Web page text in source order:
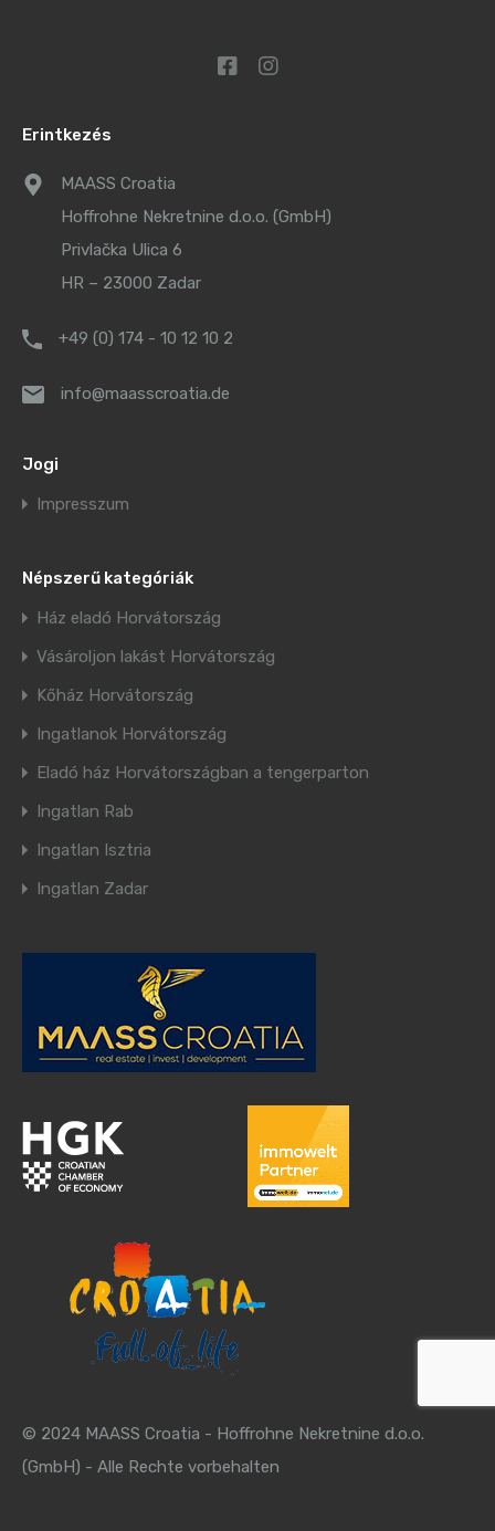
Erintkezés
MAASS Croatia
Hoffrohne Nekretnine d.o.o. (GmbH)
Privlačka Ulica 6
HR – 23000 Zadar
+49 (0) 174 - 10 12 10 2
info@maasscroatia.de
Jogi
Impresszum
Népszerű kategóriák
Ház eladó Horvátország
Vásároljon lakást Horvátország
Kőház Horvátország
Ingatlanok Horvátország
Eladó ház Horvátországban a tengerparton
Ingatlan Rab
Ingatlan Isztria
Ingatlan Zadar
© 2024 MAASS Croatia - Hoffrohne Nekretnine d.o.o.
(GmbH) - Alle Rechte vorbehalten